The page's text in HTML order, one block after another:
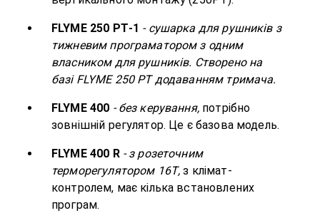
FLYME 250 РТ-1 - сушарка для рушників з
тижневим програматором з одним
власником для рушників. Створено на
базі FLYME 250 РТ додаванням тримача.
FLYME 400 - без керування,потрібно
зовнішній регулятор. Це є базова модель.
FLYME 400 R - з розеточним
терморегулятором 16Т, з клімат-
контролем, має кілька встановлених
програм.